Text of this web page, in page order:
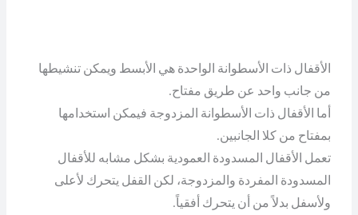
الأقفال ذات الأسطوانة الواحدة هي الأبسط ويمكن تنشيطها
من جانب واحد عن طريق مفتاح.
أما الأقفال ذات الأسطوانة المزدوجة فيمكن استخدامها
بمفتاح من كلا الجانبين.
تعمل الأقفال المسدودة العمودية بشكل مشابه للأقفال
المسدودة المفردة والمزدوجة، لكن القفل يتحرك لأعلى
ولأسفل بدلاً من أن يتحرك أفقياً.